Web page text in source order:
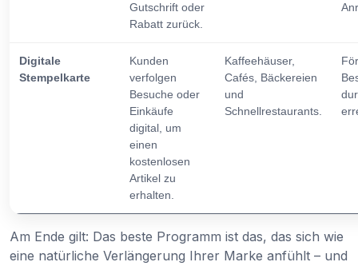
Gutschrift oder
Rabatt zurück.
Digitale
Stempelkarte
Kunden
verfolgen
Besuche oder
Einkäufe
digital, um
einen
kostenlosen
Artikel zu
erhalten.
Kaffeehäuser,
Cafés, Bäckereien
und
Schnellrestaurants.
Am Ende gilt: Das beste Programm ist das, das sich wie
eine natürliche Verlängerung Ihrer Marke anfühlt – und